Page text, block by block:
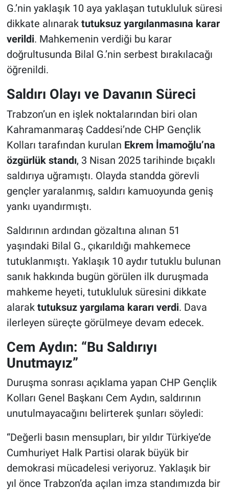
G.’nin yaklaşık 10 aya yaklaşan tutukluluk süresi
dikkate alınarak tutuksuz yargılanmasına karar
verildi. Mahkemenin verdiği bu karar
doğrultusunda Bilal G.’nin serbest bırakılacağı
öğrenildi.
Saldırı Olayı ve Davanın Süreci
Trabzon’un en işlek noktalarından biri olan
Kahramanmaraş Caddesi’nde CHP Gençlik
Kolları tarafından kurulan Ekrem İmamoğlu’na
özgürlük standı, 3 Nisan 2025 tarihinde bıçaklı
saldırıya uğramıştı. Olayda standda görevli
gençler yaralanmış, saldırı kamuoyunda geniş
yankı uyandırmıştı.
Saldırının ardından gözaltına alınan 51
yaşındaki Bilal G., çıkarıldığı mahkemece
tutuklanmıştı. Yaklaşık 10 aydır tutuklu bulunan
sanık hakkında bugün görülen ilk duruşmada
mahkeme heyeti, tutukluluk süresini dikkate
alarak tutuksuz yargılama kararı verdi. Dava
ilerleyen süreçte görülmeye devam edecek.
Cem Aydın: “Bu Saldırıyı
Unutmayız”
Duruşma sonrası açıklama yapan CHP Gençlik
Kolları Genel Başkanı Cem Aydın, saldırının
unutulmayacağını belirterek şunları söyledi:
“Değerli basın mensupları, bir yıldır Türkiye’de
Cumhuriyet Halk Partisi olarak büyük bir
demokrasi mücadelesi veriyoruz. Yaklaşık bir
yıl önce Trabzon’da açılan imza standımızda bir